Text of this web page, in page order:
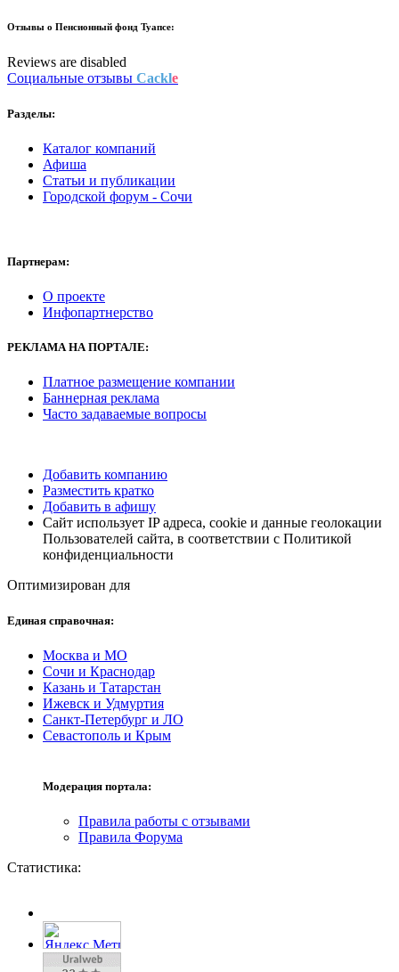
Отзывы о Пенсионный фонд Туапсе:
Reviews are disabled
Социальные отзывы Cackle
Разделы:
Каталог компаний
Афиша
Статьи и публикации
Городской форум - Сочи
Партнерам:
О проекте
Инфопартнерство
РЕКЛАМА НА ПОРТАЛЕ:
Платное размещение компании
Баннерная реклама
Часто задаваемые вопросы
Добавить компанию
Разместить кратко
Добавить в афишу
Сайт использует IP адреса, cookie и данные геолокации
Пользователей сайта, в соответствии с Политикой
конфиденциальности
Оптимизирован для
Единая справочная:
Москва и МО
Сочи и Краснодар
Казань и Татарстан
Ижевск и Удмуртия
Санкт-Петербург и ЛО
Севастополь и Крым
Модерация портала:
Правила работы с отзывами
Правила Форума
Статистика: